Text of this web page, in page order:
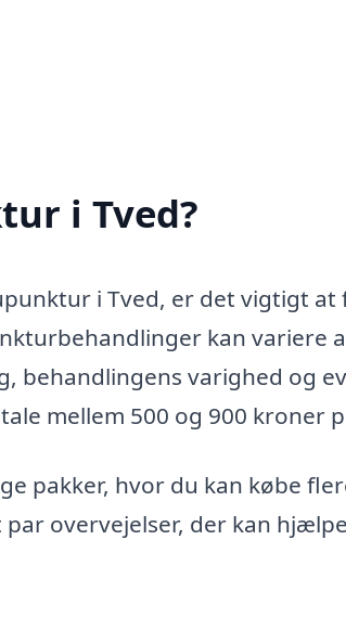
i Tved?
i Tved, er det vigtigt at
kan variere
behandlingens varighed og
mellem 500 og 900 kroner
pakker, hvor du kan købe
overvejelser, der kan